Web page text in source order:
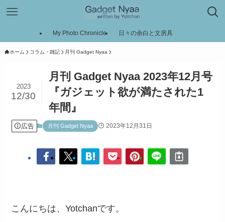
My Photo Chronicle 日々の余白と文房具
ホーム コラム・雑記 月刊 Gadget Nyaa
月刊 Gadget Nyaa 2023年12月号
『ガジェット欲が満たされた1
年間』
2023
12/30
広告 月刊 Gadget Nyaa 2023年12月31日
こんにちは、Yotchanです。